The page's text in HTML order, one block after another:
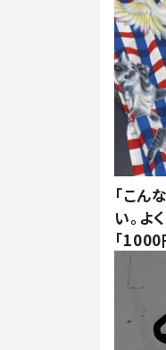
「こん
い。よ
「1000